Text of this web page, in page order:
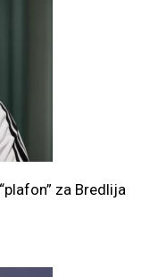
za Bredlija